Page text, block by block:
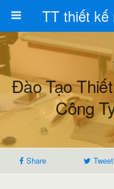
Đào Tạo
Công
Share Tweet